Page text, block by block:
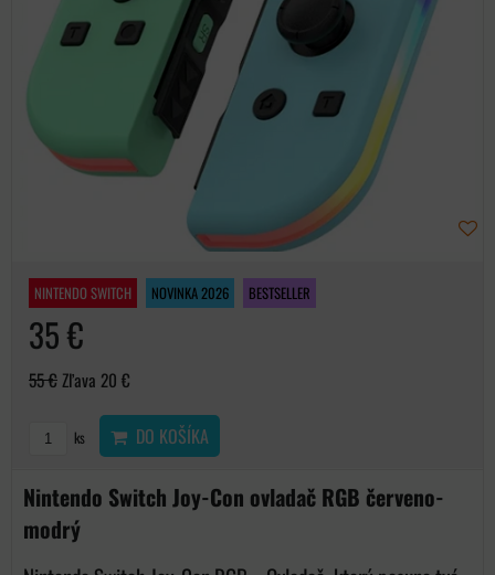
NINTENDO SWITCH NOVINKA 2026 BESTSELLER
35 €
55 € Zľava 20 €
ks DO KOŠÍKA
Nintendo Switch Joy-Con ovladač RGB červeno-
modrý